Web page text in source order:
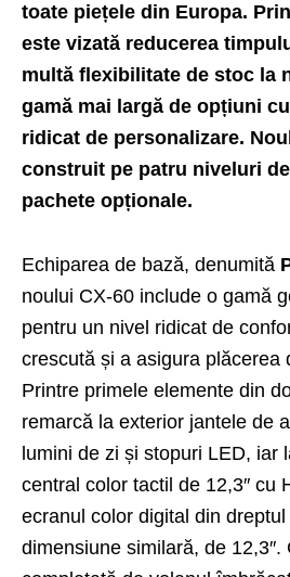
toate piețele din Europa.
este vizată reducerea
multă flexibilitate de stoc la
gamă mai largă de opțiuni
ridicat de personalizare.
construit pe patru niveluri
pachete opționale.
Echiparea de bază, denumită
noului CX-60 include o gamă
pentru un nivel ridicat de
crescută și a asigura plăcerea
Printre primele elemente din
remarcă la exterior jantele de
lumini de zi și stopuri LED, iar
central color tactil de 12,3″ cu
ecranul color digital din
dimensiune similară, de